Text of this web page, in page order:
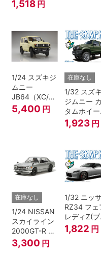
ー)
1,518 円
1/24 スズキジ
ムニー
JB64（XC/シ
フォンアイボ
リーメタリッ
5,400 円
在庫なし
1/32 スズキ
ジムニー
タムホイー
(ジャングル
リーン)
1,923 円
在庫なし
1/24 NISSAN
スカイライン
2000GT-R ス
トリートカス
タム
3,300 円
1/32 ニッ
RZ34 フェ
レディZ(ブ
リアントシ
バー)
1,822 円